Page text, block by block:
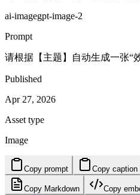
ai-imagegpt-image-2
Prompt
请根据【主题】自动生成一张“
Published
Apr 27, 2026
Asset type
Image
Copy prompt Copy caption
Copy Markdown Copy